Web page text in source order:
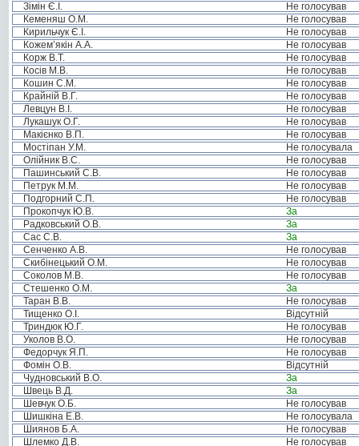
Зімін Є.І.
Не голосував
Кеменяш О.М.
Не голосував
Кирильчук Є.І.
Не голосував
Кожем’якін А.А.
Не голосував
Корж В.Т.
Не голосував
Косів М.В.
Не голосував
Кошин С.М.
Не голосував
Крайній В.Г.
Не голосував
Левцун В.І.
Не голосував
Лукашук О.Г.
Не голосував
Макієнко В.П.
Не голосував
Мостіпан У.М.
Не голосувала
Олійник В.С.
Не голосував
Пашинський С.В.
Не голосував
Петрук М.М.
Не голосував
Подгорний С.П.
Не голосував
Прокопчук Ю.В.
За
Радковський О.В.
За
Сас С.В.
За
Сенченко А.В.
Не голосував
Скибінецький О.М.
Не голосував
Соколов М.В.
Не голосував
Стешенко О.М.
За
Таран В.В.
Не голосував
Тищенко О.І.
Відсутній
Триндюк Ю.Г.
Не голосував
Уколов В.О.
Не голосував
Федорчук Я.П.
Не голосував
Фомін О.В.
Відсутній
Чудновський В.О.
За
Швець В.Д.
За
Шевчук О.Б.
Не голосував
Шишкіна Е.В.
Не голосувала
Шиянов Б.А.
Не голосував
Шлемко Д.В.
Не голосував